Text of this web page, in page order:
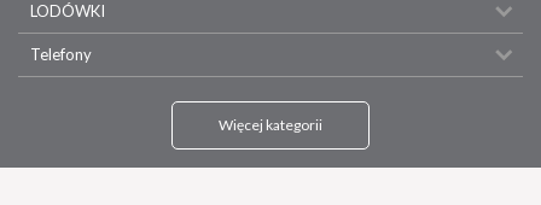
LODÓWKI
Telefony
Więcej kategorii